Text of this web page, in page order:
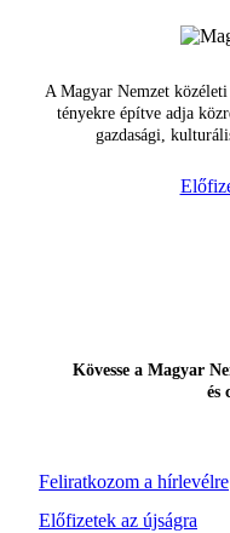
A Magyar Nemzet
tényekre építve adja
gazdasági,
Feliratkozom a hírlevélre
Kövesse a Magyar
és
Előfizetek az újságra